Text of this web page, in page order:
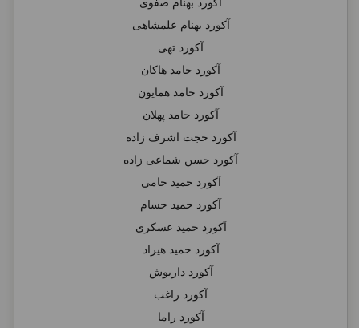
آکورد بهنام علمشاهی
آکورد تهی
آکورد حامد هاکان
آکورد حامد همایون
آکورد حامد پهلان
آکورد حجت اشرف زاده
آکورد حسن شماعی زاده
آکورد حمید حامی
آکورد حمید حسام
آکورد حمید عسکری
آکورد حمید هیراد
آکورد داریوش
آکورد راغب
آکورد راما